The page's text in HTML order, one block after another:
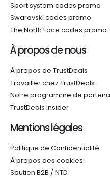
Sport system codes promo
Swarovski codes promo
The North Face codes promo
À propos de nous
À propos de TrustDeals
Travailler chez TrustDeals
Notre programme de
TrustDeals Insider
Mentions légales
Politique de Confidentialité
À propos des cookies
Soutien B2B / NTD